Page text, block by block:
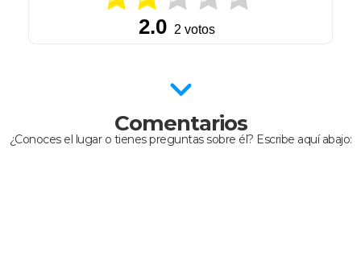
Comentarios
¿Conoces el lugar o tienes preguntas sobre él? Escribe aquí abajo: